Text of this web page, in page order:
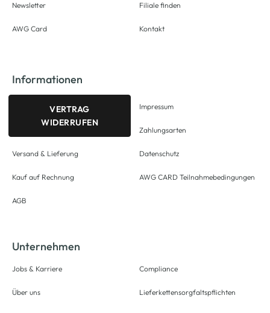
Newsletter
AWG Card
Filiale finden
Kontakt
Informationen
VERTRAG
WIDERRUFEN
Versand & Lieferung
Kauf auf Rechnung
AGB
Impressum
Zahlungsarten
Datenschutz
AWG CARD Teilnahmebedingungen
Unternehmen
Jobs & Karriere
Über uns
Compliance
Lieferkettensorgfaltspflichten